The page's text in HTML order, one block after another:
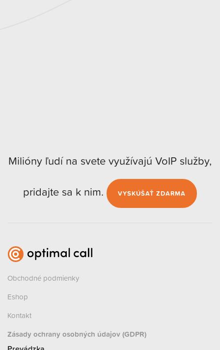
Milióny ľudí na svete využívajú VoIP služby,
pridajte sa k nim.
VYSKÚŠAŤ ZDARMA
Obchodné podmienky
Eshop
Kontakt
Zásady ochrany osobných údajov (GDPR)